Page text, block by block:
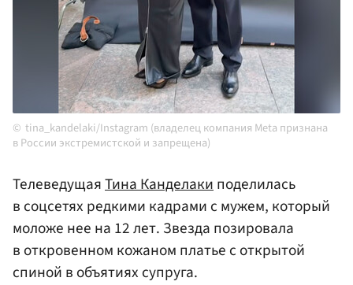
tina_kandelaki/Instagram (владелец компания Meta признана
в России экстремистской и запрещена)
ТелеведущаяТина Канделакиподелилась
в соцсетях редкими кадрами с мужем, который
моложе нее на 12 лет. Звезда позировала
в откровенном кожаном платье с открытой
спиной в объятиях супруга.